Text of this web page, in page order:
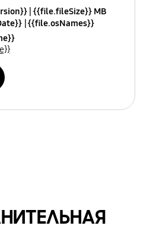
{{file.fileSize}} MB
{{file.osNames}}